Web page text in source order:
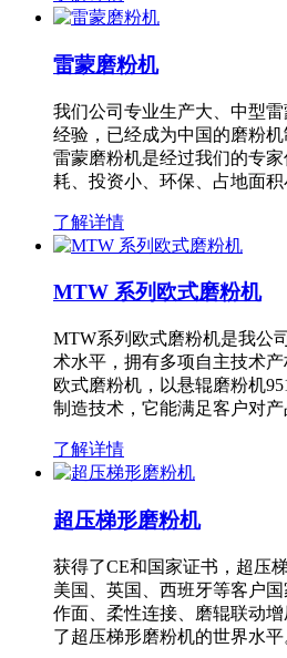
雷蒙磨粉机
我们公司专业生产大、中型
经验，已经成为中国的磨粉
雷蒙磨粉机是经过我们的专
耗、投资小、环保、占地面
了解详情
MTW 系列欧式磨粉机
MTW系列欧式磨粉机是我公
术水平，拥有多项自主技术
欧式磨粉机，以悬辊磨粉机
制造技术，它能满足客户对
了解详情
超压梯形磨粉机
获得了CE和国家证书，超压
美国、英国、西班牙等客户
作面、柔性连接、磨辊联动
了超压梯形磨粉机的世界水